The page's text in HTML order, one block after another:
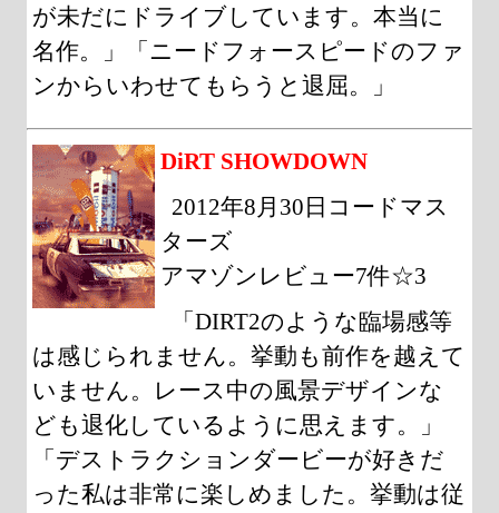
が未だにドライブしています。本当に
名作。」「ニードフォースピードのファ
ンからいわせてもらうと退屈。」
DiRT SHOWDOWN
2012年8月30日コードマス
ターズ
アマゾンレビュー7件☆3
「DIRT2のような臨場感等
は感じられません。挙動も前作を越えて
いません。レース中の風景デザインな
ども退化しているように思えます。」
「デストラクションダービーが好きだ
った私は非常に楽しめました。挙動は従